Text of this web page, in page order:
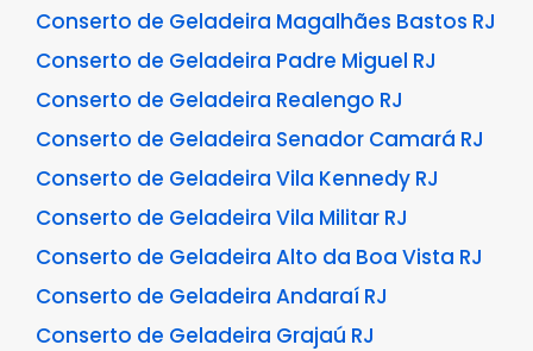
Conserto de Geladeira Magalhães Bastos RJ
Conserto de Geladeira Padre Miguel RJ
Conserto de Geladeira Realengo RJ
Conserto de Geladeira Senador Camará RJ
Conserto de Geladeira Vila Kennedy RJ
Conserto de Geladeira Vila Militar RJ
Conserto de Geladeira Alto da Boa Vista RJ
Conserto de Geladeira Andaraí RJ
Conserto de Geladeira Grajaú RJ